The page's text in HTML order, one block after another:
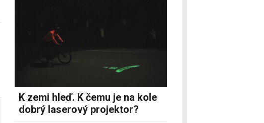
K zemi hleď. K čemu je na kole
dobrý laserový projektor?